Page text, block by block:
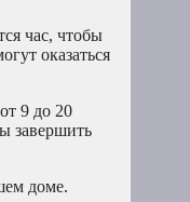
час, чтобы
оказаться
9 до 20
завершить
доме.